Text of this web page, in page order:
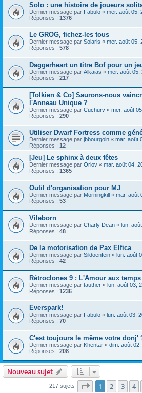
Solo : une histoire de joueurs
Dernier message par Fabulo « mer. août 05,
Réponses : 1376
Le GROG, fichez-les tous
Dernier message par Solaris « mer. août 05,
Réponses : 578
Daggerheart un titre Bof pour un
Dernier message par Alkaias « mer. août 05,
Réponses : 217
[Tolkien & Co] Saurons-nous
l'Anneau Unique ?
Dernier message par Cuchurv « mer. août
Réponses : 290
Utiliser Dwarf Fortress comme
Dernier message par jbbourgoin « mar. août
Réponses : 12
[Jeu] Le sphinx à deux fêtes
Dernier message par Orlov « mar. août 04,
Réponses : 1365
Outil d'organisation pour MJ
Dernier message par Morningkill « mar. août
Réponses : 53
Vileborn
Dernier message par Charly Dean « lun.
Réponses : 48
De la motorisation de Pax Elfica
Dernier message par Sildoenfein « lun. août
Réponses : 42
Rétroclones 9 : L'Amour aux
Dernier message par tauther « lun. août 03,
Réponses : 1236
Everspark!
Dernier message par Fabulo « lun. août 03,
Réponses : 70
C'est toujours le même votre donj'
Dernier message par Khentar « dim. août
Réponses : 208
Nouveau sujet
217 sujets Page 1sur9
1 2 3 4